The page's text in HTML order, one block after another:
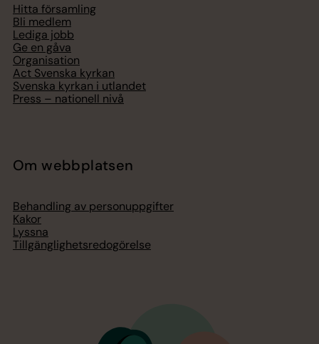
Hitta församling
Bli medlem
Lediga jobb
Ge en gåva
Organisation
Act Svenska kyrkan
Svenska kyrkan i utlandet
Press – nationell nivå
Om webbplatsen
Behandling av personuppgifter
Kakor
Lyssna
Tillgänglighetsredogörelse